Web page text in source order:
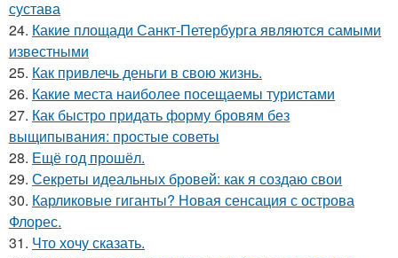
сустава
24. Какие площади Санкт-Петербурга являются самыми
известными
25. Как привлечь деньги в свою жизнь.
26. Какие места наиболее посещаемы туристами
27. Как быстро придать форму бровям без
выщипывания: простые советы
28. Ещё год прошёл.
29. Секреты идеальных бровей: как я создаю свои
30. Карликовые гиганты? Новая сенсация с острова
Флорес.
31. Что хочу сказать.